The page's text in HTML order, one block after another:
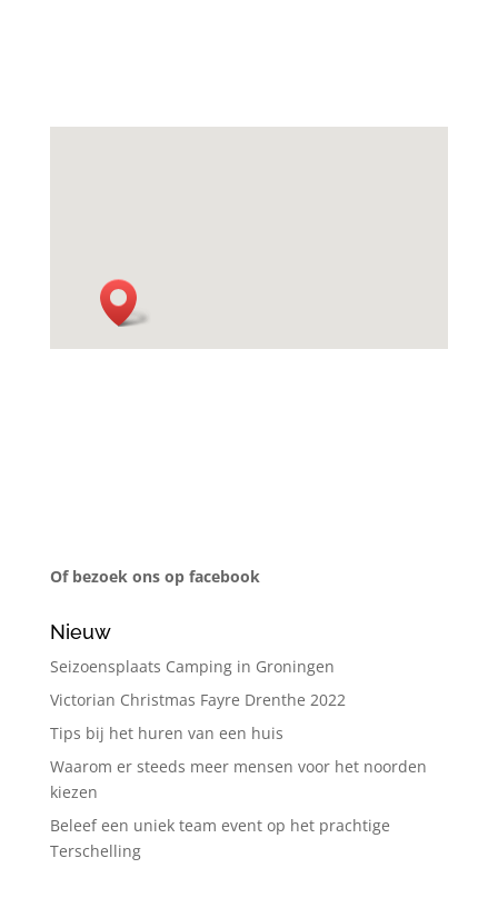
Of bezoek ons op facebook
Nieuw
Seizoensplaats Camping in Groningen
Victorian Christmas Fayre Drenthe 2022
Tips bij het huren van een huis
Waarom er steeds meer mensen voor het noorden
kiezen
Beleef een uniek team event op het prachtige
Terschelling